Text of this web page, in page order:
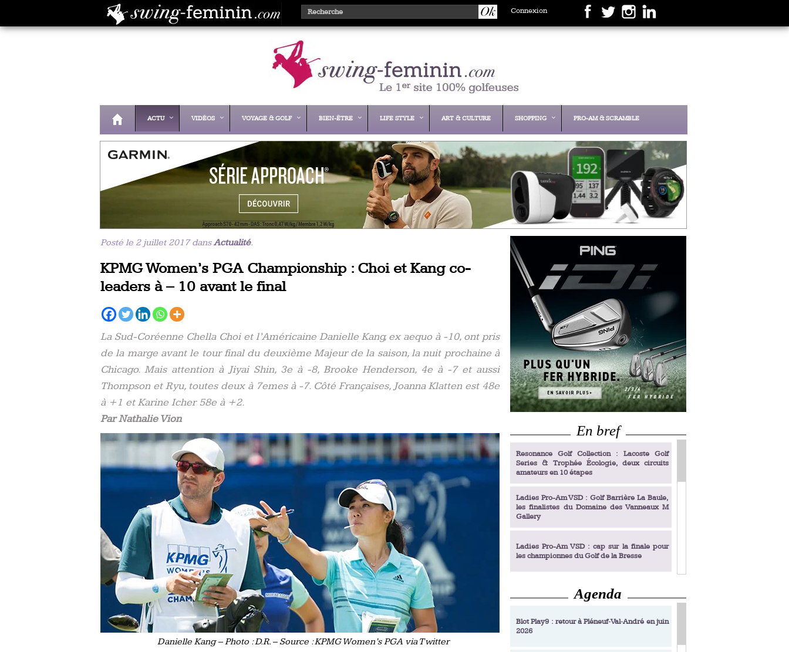
Connexion
ACTU VIDÉOS VOYAGE & GOLF BIEN-ÊTRE LIFE STYLE ART & CULTURE SHOPPING PRO-AM & SCRAMBLE
Posté le 2 juillet 2017 dansActualité.
KPMG Women’s PGA Championship : Choi et Kang co-
leaders à – 10 avant le final
La Sud-Coréenne Chella Choi et l’Américaine Danielle Kang, ex aequo à -10, ont pris
de la marge avant le tour final du deuxième Majeur de la saison, la nuit prochaine à
Chicago. Mais attention à Jiyai Shin, 3e à -8, Brooke Henderson, 4e à -7 et aussi
Thompson et Ryu, toutes deux à 7emes à -7. Côté Françaises, Joanna Klatten est 48e
à +1 et Karine Icher 58e à +2.
Par Nathalie Vion
Danielle Kang – Photo : D.R. – Source : KPMG Women’s PGA via Twitter
En bref
Resonance Golf Collection : Lacoste Golf
Series & Trophée Écologie, deux circuits
amateurs en 10 étapes
Ladies Pro-Am VSD : Golf Barrière La Baule,
les finalistes du Domaine des Vanneaux M
Gallery
Ladies Pro-Am VSD : cap sur la finale pour
les championnes du Golf de la Bresse
Ladies Pro-Am VSD : Golf du Prieuré, elles
décrochent leur billet pour la finale
Enfin un livre de golf pensé pour les femmes
Agenda
Blot Play9 : retour à Pléneuf‑Val‑André en juin
2026